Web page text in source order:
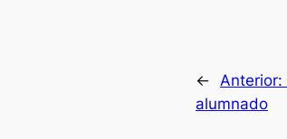
← Anterior:
alumnado